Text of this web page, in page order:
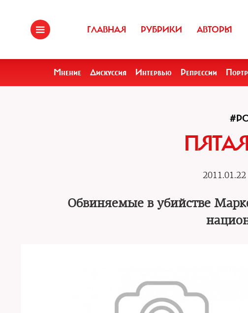
ГЛАВНАЯ РУБРИКИ АВТОРЫ
Мнение Дискуссия Интервью Репрессии
2011.01.22
Обвиняемые в убийстве